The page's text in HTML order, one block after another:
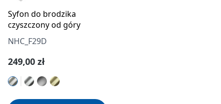
Syfon do brodzika
czyszczony od góry
NHC_F29D
Cena regularna:
249,00 zł